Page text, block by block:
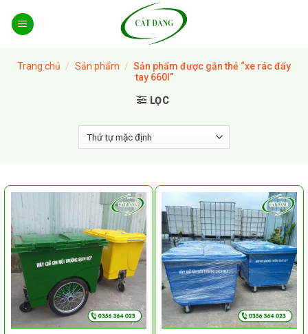
Trang chủ / Sản phẩm / Sản phẩm được gắn thẻ “xe rác đẩy
tay 660l”
LỌC